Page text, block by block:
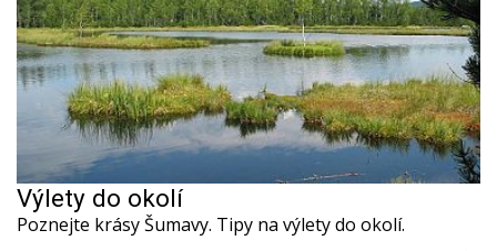
Výlety do okolí
Poznejte krásy Šumavy. Tipy na výlety do okolí.